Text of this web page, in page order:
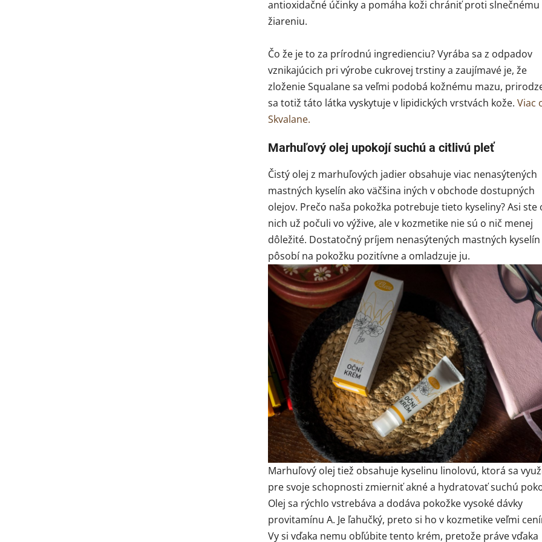
antioxidačné účinky a pomáha koži chrániť proti slnečnému
žiareniu.
Čo že je to za prírodnú ingredienciu? Vyrába sa z odpadov
vznikajúcich pri výrobe cukrovej trstiny a zaujímavé je, že
zloženie Squalane sa veľmi podobá kožnému mazu,
sa totiž táto látka vyskytuje v lipidických vrstvách kože. Viac
Skvalane.
Marhuľový olej upokojí suchú a citlivú pleť
Čistý olej z marhuľových jadier obsahuje viac nenasýtených
mastných kyselín ako väčšina iných v obchode dostupných
olejov. Prečo naša pokožka potrebuje tieto kyseliny? Asi ste
nich už počuli vo výžive, ale v kozmetike nie sú o nič menej
dôležité. Dostatočný príjem nenasýtených mastných kyselín
pôsobí na pokožku pozitívne a omladzuje ju.
Marhuľový olej tiež obsahuje kyselinu linolovú, ktorá sa
pre svoje schopnosti zmierniť akné a hydratovať suchú
Olej sa rýchlo vstrebáva a dodáva pokožke vysoké dávky
provitamínu A. Je ľahučký, preto si ho v kozmetike veľmi
Vy si vďaka nemu obľúbite tento krém, pretože práve vďaka